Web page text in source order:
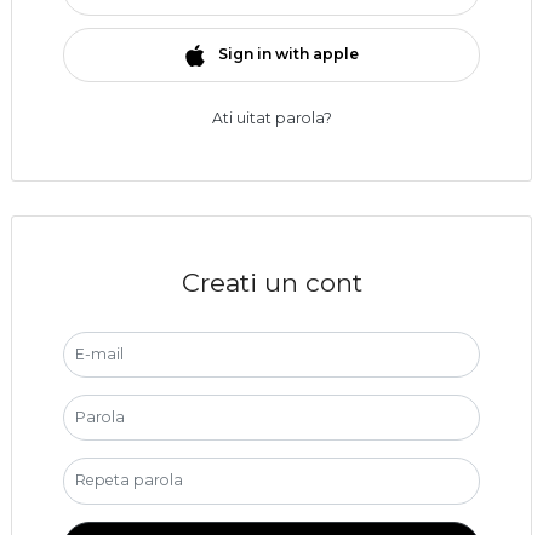
Sign in with apple
Ati uitat parola?
Creati un cont